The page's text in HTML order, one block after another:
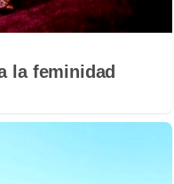
la feminidad